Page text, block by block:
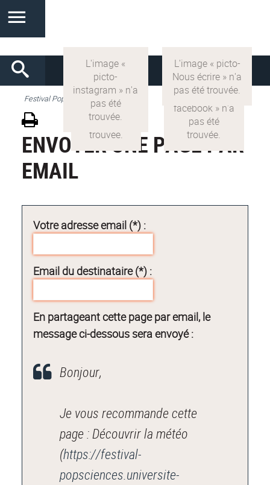
Festival Pop'Sciences
ENVOYER UNE PAGE PAR
EMAIL
Votre adresse email (*) :
Email du destinataire (*) :
En partageant cette page par email, le
message ci-dessous sera envoyé :
Bonjour,
Je vous recommande cette
page : Découvrir la météo
(https://festival-
popsciences.universite-